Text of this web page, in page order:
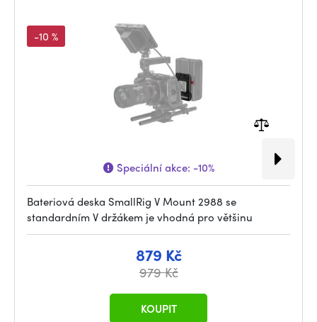
-10 %
Speciální akce: -10%
Bateriová deska SmallRig V Mount 2988 se
standardním V držákem je vhodná pro většinu
879 Kč
979 Kč
KOUPIT